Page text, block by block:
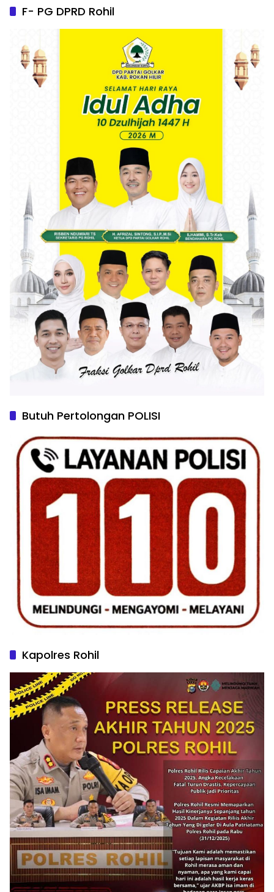
F- PG DPRD Rohil
Butuh Pertolongan POLISI
Kapolres Rohil